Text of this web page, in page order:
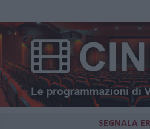
SEGNALA